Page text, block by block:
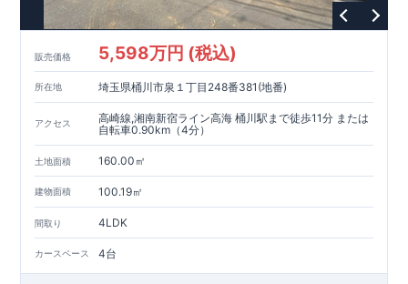
販売価格 5,598万円 (税込)
所在地 埼玉県桶川市泉１丁目248番381(地番)
アクセス
高崎線,湘南新宿ライン高海 桶川駅まで徒歩11分 または
自転車0.90km（4分）
土地面積 160.00㎡
建物面積 100.19㎡
間取り 4LDK
カースペース 4台